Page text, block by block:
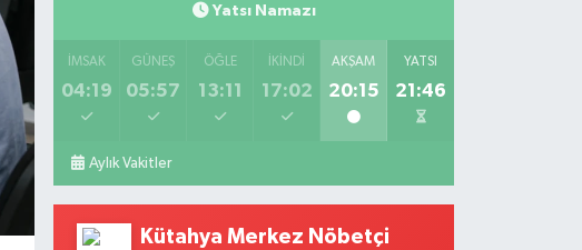
Yatsı Namazı
İMSAK
04:19
GÜNEŞ
05:57
ÖĞLE
13:11
İKINDI
17:02
AKŞAM
20:15
YATSI
21:46
Aylık Vakitler
Kütahya Merkez Nöbetçi